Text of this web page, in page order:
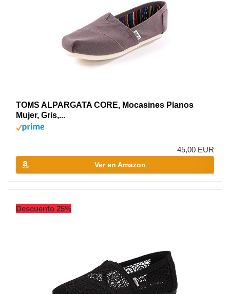
TOMS ALPARGATA CORE, Mocasines Planos
Mujer, Gris,...
45,00 EUR
Ver en Amazon
Descuento 25%